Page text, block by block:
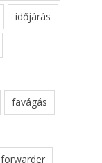
időjárás
favágás
forwarder